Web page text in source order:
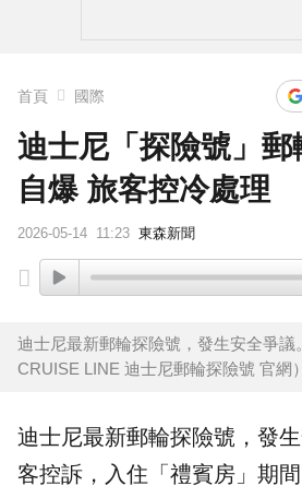
首頁 國際
迪士尼「探險號」
自爆 旅客控冷處理
2026-05-14 11:23 東森新聞
迪士尼最新郵輪探險號，發生安全爭議
CRUISE LINE 迪士尼郵輪探險號 官網）
迪士尼最新郵輪探險號 ，發
客控訴，入住「禮賓房」期間